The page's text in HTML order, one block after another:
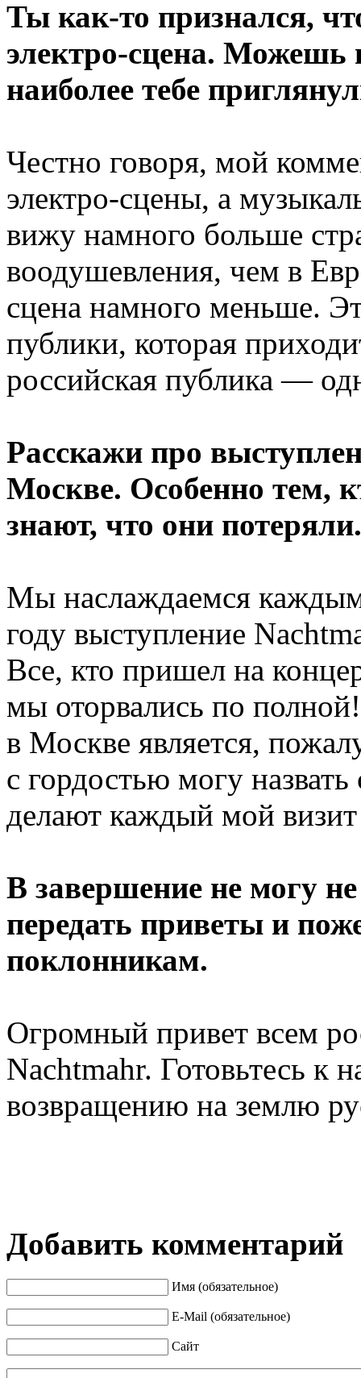
Ты как-то признался,
электро-сцена. Можешь
наиболее тебе
Честно говоря, мой
электро-сцены, а
вижу намного больше
воодушевления, чем в
сцена намного меньше.
публики, которая
российская публика —
Расскажи про
Москве. Особенно тем,
знают, что они потеряли.
Мы наслаждаемся
году выступление
Все, кто пришел на
мы оторвались по
в Москве является,
с гордостью могу
делают каждый мой
В завершение не могу
передать приветы и
поклонникам.
Огромный привет всем
Nachtmahr. Готовьтесь к
возвращению на землю
Добавить комментарий
Имя (обязательное)
E-Mail (обязательное)
Сайт